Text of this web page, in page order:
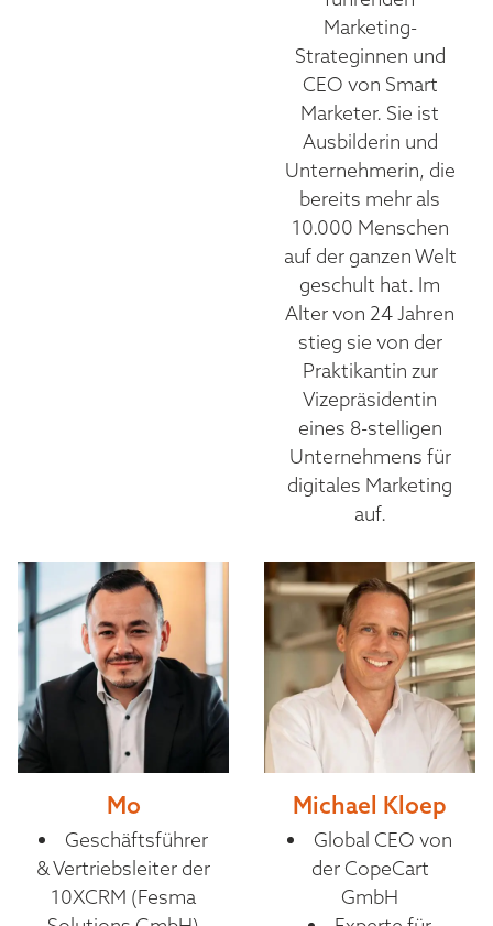
Marketing-
Strateginnen und
CEO von Smart
Marketer. Sie ist
Ausbilderin und
Unternehmerin, die
bereits mehr als
10.000 Menschen
auf der ganzen Welt
geschult hat. Im
Alter von 24 Jahren
stieg sie von der
Praktikantin zur
Vizepräsidentin
eines 8-stelligen
Unternehmens für
digitales Marketing
auf.
Mo
Geschäftsführer
& Vertriebsleiter der
10XCRM (Fesma
Michael Kloep
Global CEO von
der CopeCart
GmbH